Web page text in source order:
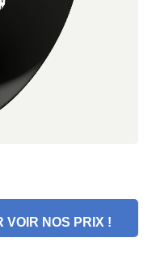
VOIR NOS PRIX !